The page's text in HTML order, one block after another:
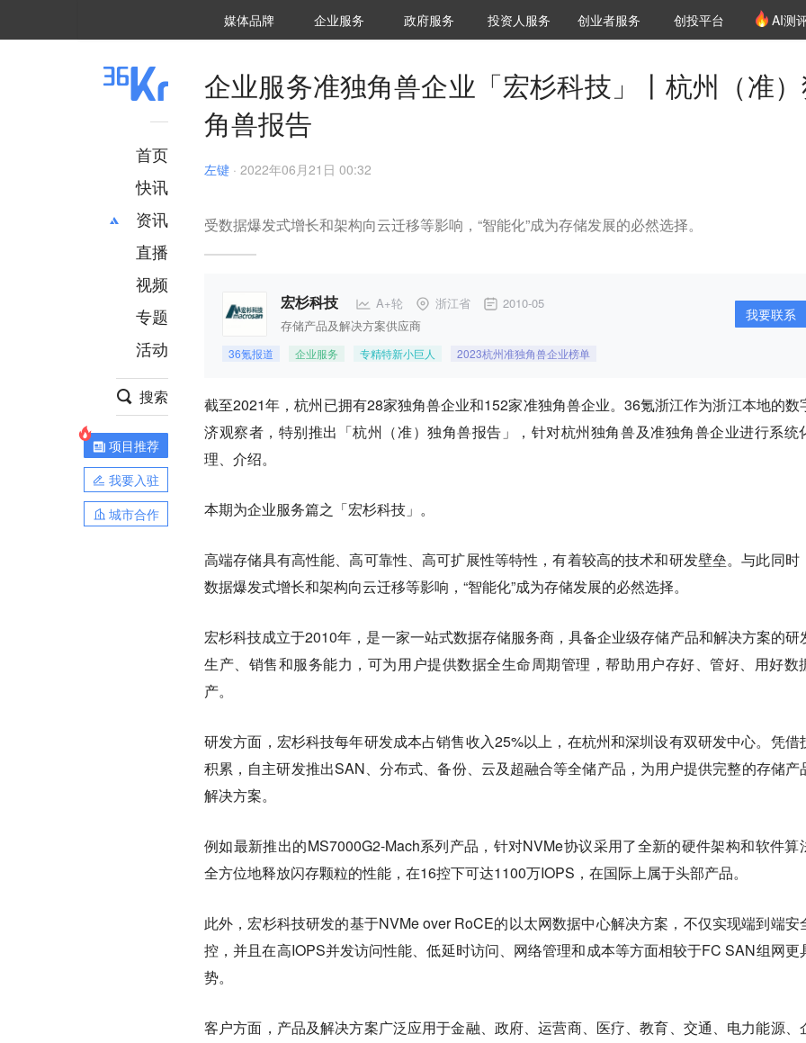
媒体品牌 36Kr研究院
企业服务 城市之窗
政府服务 VClub投资机构库
投资机构职位推介
投资人服务 创投氪堂
创业者服务 创投平台 AI测
首页
快讯
资讯
推荐
财经
项目推荐
安徽
直播
视频
专题
活动
搜索
项目推荐
我要入驻
城市合作
企业服务准独角兽企业「宏杉科技」丨杭州（准
角兽报告
左键 · 2022年06月21日 00:32
受数据爆发式增长和架构向云迁移等影响，“智能化”成为存储发展的必然选择。
宏杉科技 A+轮 浙江省 2010-05
存储产品及解决方案供应商
36氪报道 企业服务 专精特新小巨人 2023杭州准独角兽企业榜单
我要联系
截至2021年，杭州已拥有28家独角兽企业和152家准独角兽企业。36氪浙江作为浙江本地的数
济观察者，特别推出「杭州（准）独角兽报告」，针对杭州独角兽及准独角兽企业进行系统
理、介绍。
本期为企业服务篇之「宏杉科技」。
高端存储具有高性能、高可靠性、高可扩展性等特性，有着较高的技术和研发壁垒。与此同时
数据爆发式增长和架构向云迁移等影响，“智能化”成为存储发展的必然选择。
宏杉科技成立于2010年，是一家一站式数据存储服务商，具备企业级存储产品和解决方案的研
生产、销售和服务能力，可为用户提供数据全生命周期管理，帮助用户存好、管好、用好数
产。
研发方面，宏杉科技每年研发成本占销售收入25%以上，在杭州和深圳设有双研发中心。凭借
积累，自主研发推出SAN、分布式、备份、云及超融合等全储产品，为用户提供完整的存储产
解决方案。
例如最新推出的MS7000G2-Mach系列产品，针对NVMe协议采用了全新的硬件架构和软件算
全方位地释放闪存颗粒的性能，在16控下可达1100万IOPS，在国际上属于头部产品。
此外，宏杉科技研发的基于NVMe over RoCE的以太网数据中心解决方案，不仅实现端到端安
控，并且在高IOPS并发访问性能、低延时访问、网络管理和成本等方面相较于FC SAN组网更
势。
客户方面，产品及解决方案广泛应用于金融、政府、运营商、医疗、教育、交通、电力能源、